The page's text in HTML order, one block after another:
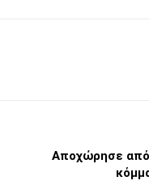
Αποχώρησε από